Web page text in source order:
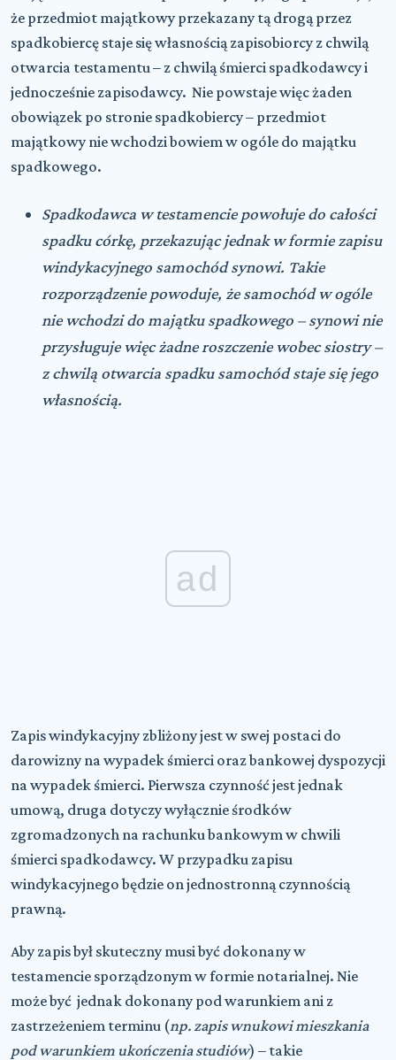
że przedmiot majątkowy przekazany tą drogą przez
spadkobiercę staje się własnością zapisobiorcy z chwilą
otwarcia testamentu – z chwilą śmierci spadkodawcy i
jednocześnie zapisodawcy. Nie powstaje więc żaden
obowiązek po stronie spadkobiercy – przedmiot
majątkowy nie wchodzi bowiem w ogóle do majątku
spadkowego.
Spadkodawca w testamencie powołuje do całości
spadku córkę, przekazując jednak w formie zapisu
windykacyjnego samochód synowi. Takie
rozporządzenie powoduje, że samochód w ogóle
nie wchodzi do majątku spadkowego – synowi nie
przysługuje więc żadne roszczenie wobec siostry –
z chwilą otwarcia spadku samochód staje się jego
własnością.
ad
Zapis windykacyjny zbliżony jest w swej postaci do
darowizny na wypadek śmierci oraz bankowej dyspozycji
na wypadek śmierci. Pierwsza czynność jest jednak
umową, druga dotyczy wyłącznie środków
zgromadzonych na rachunku bankowym w chwili
śmierci spadkodawcy. W przypadku zapisu
windykacyjnego będzie on jednostronną czynnością
prawną.
Aby zapis był skuteczny musi być dokonany w
testamencie sporządzonym w formie notarialnej. Nie
może być jednak dokonany pod warunkiem ani z
zastrzeżeniem terminu (np. zapis wnukowi mieszkania
pod warunkiem ukończenia studiów) – takie